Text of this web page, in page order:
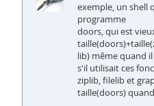
exemple, un shell
programme
doors, qui est
lib) même quand
s'il utilisait ces
ziplib, filelib et
taille(doors)